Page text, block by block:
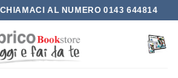
AL NUMERO 0143 644814